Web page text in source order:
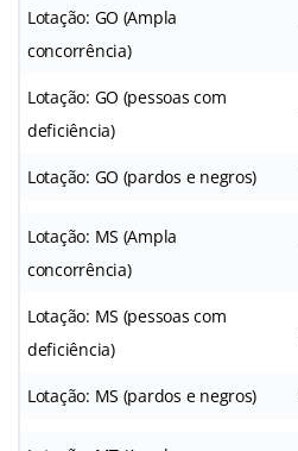
Lotação: GO (Ampla
concorrência)
Lotação: GO (pessoas com
deficiência)
Lotação: GO (pardos e negros)
Lotação: MS (Ampla
concorrência)
Lotação: MS (pessoas com
deficiência)
Lotação: MS (pardos e negros)